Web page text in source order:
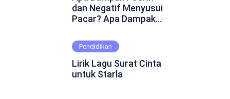
dan Negatif Menyusui
Pacar? Apa Dampak
Menyusui Pacar?
Mungkin ini adalah
pertanyaan yang
muncul dalam
Pendidikan
Lirik Lagu Surat Cinta
untuk Starla